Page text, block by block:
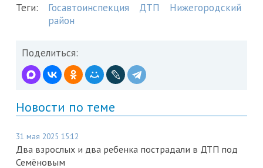
Теги: Госавтоинспекция ДТП
Нижегородский
район
Поделиться:
Новости по теме
31 мая 2025 15:12
Два взрослых и два ребенка пострадали в ДТП под
Семёновым